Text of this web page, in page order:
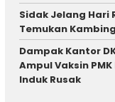
Sidak Jelang Hari
Temukan
Dampak Kantor
Ampul Vaksin
Induk Rusak